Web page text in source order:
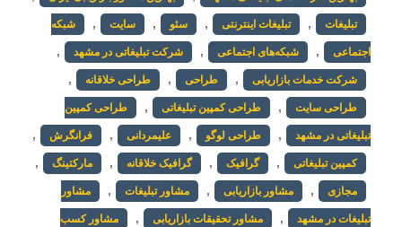
تبلیغات , تبلیغات اینترنتی , سئو , سایت , شبکه
اجتماعی , شبکه‌های اجتماعی , شرکت تبلیغاتی در مشهد ,
شرکت خدمات بازاریابی , طراحی , طراحی خلاقانه ,
طراحی سایت , طراحی کمپین تبلیغاتی , طراحی کمپین
تبلیغاتی در مشهد , طراحی لوگو , علیمردانی , فرانگرش ,
کمپین تبلیغاتی , گرافیک , گرافیک خلاقانه , مارکتینگ ,
مجازی , مشاور بازاریابی , مشاور تبلیغات , مشاور
تبلیغات در مشهد , مشاور تحقیقات بازاریابی , مشاور کسب